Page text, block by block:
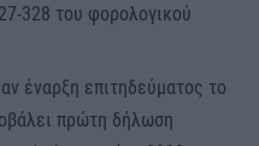
328 του φορολογικού
έναρξη επιτηδεύματος το
πρώτη δήλωση